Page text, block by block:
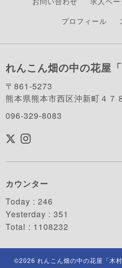
プロフィール
れんこん畑の中の花屋「
〒861-5273
熊本県熊本市西区沖新町４７
096-329-8083
カウンター
Today :246
Yesterday :351
Total : 1108232
©2026 れんこん畑の中の花屋「木村